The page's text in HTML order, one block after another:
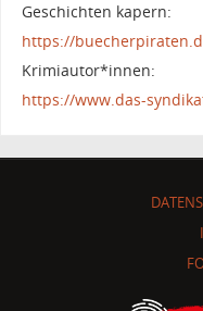
Geschichten kapern:
https://
Krimiautor*innen:
https://www.das-